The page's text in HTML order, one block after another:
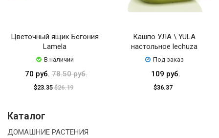
Цветочный ящик Бегония
Lamela
В наличии
70 руб.78.50 руб.
$23.35 $26.19
Кашпо УЛА \ YULA
настольное lechuza
Под заказ
109 руб.
$36.37
Каталог
ДОМАШНИЕ РАСТЕНИЯ